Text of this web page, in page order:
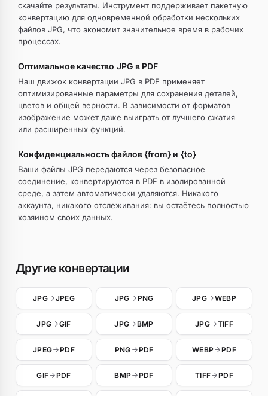
скачайте результаты. Инструмент поддерживает пакетную
конвертацию для одновременной обработки нескольких
файлов JPG, что экономит значительное время в рабочих
процессах.
Оптимальное качество JPG в PDF
Наш движок конвертации JPG в PDF применяет
оптимизированные параметры для сохранения деталей,
цветов и общей верности. В зависимости от форматов
изображение может даже выиграть от лучшего сжатия
или расширенных функций.
Конфиденциальность файлов {from} и {to}
Ваши файлы JPG передаются через безопасное
соединение, конвертируются в PDF в изолированной
среде, а затем автоматически удаляются. Никакого
аккаунта, никакого отслеживания: вы остаётесь полностью
хозяином своих данных.
Другие конвертации
JPG JPEG JPG PNG JPG WEBP
JPG GIF JPG BMP JPG TIFF
JPEG PDF PNG PDF WEBP PDF
GIF PDF BMP PDF TIFF PDF